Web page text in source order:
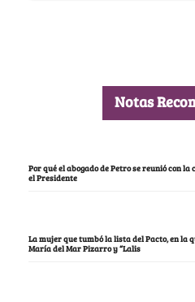
Notas
Por qué el abogado de Petro se reunió con
el Presidente
La mujer que tumbó la lista del Pacto, en la
María del Mar Pizarro y “Lalis